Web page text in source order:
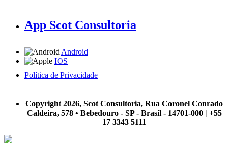
App Scot Consultoria
Android
IOS
Política de Privacidade
Copyright 2026, Scot Consultoria, Rua Coronel Conrado
Caldeira, 578 • Bebedouro - SP - Brasil - 14701-000 | +55
17 3343 5111